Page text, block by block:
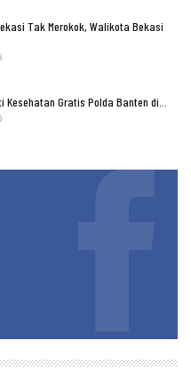
Tak Merokok, Walikota Bekasi
Kesehatan Gratis Polda Banten di…